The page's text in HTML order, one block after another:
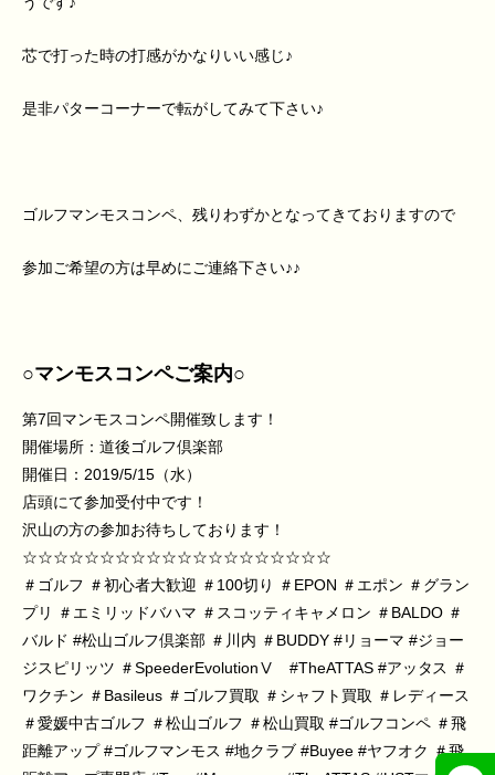
芯で打った時の打感がかなりいい感じ♪
是非パターコーナーで転がしてみて下さい♪
ゴルフマンモスコンペ、残りわずかとなってきておりますので
参加ご希望の方は早めにご連絡下さい♪♪
○マンモスコンペご案内○
第7回マンモスコンペ開催致します！
開催場所：道後ゴルフ倶楽部
開催日：2019/5/15（水）
店頭にて参加受付中です！
沢山の方の参加お待ちしております！
☆☆☆☆☆☆☆☆☆☆☆☆☆☆☆☆☆☆☆☆
＃ゴルフ ＃初心者大歓迎 ＃100切り ＃EPON ＃エポン ＃グラン
プリ
＃エミリッドバハマ ＃スコッティキャメロン ＃BALDO ＃
バルド #松山ゴルフ倶楽部 ＃川内 ＃BUDDY #リョーマ #ジョー
ジスピリッツ ＃SpeederEvolutionⅤ #TheATTAS #アッタス ＃
ワクチン ＃Basileus ＃ゴルフ買取 ＃シャフト買取 ＃レディース
＃愛媛中古ゴルフ ＃松山ゴルフ ＃松山買取 #ゴルフコンペ ＃飛
距離アップ #ゴルフマンモス #地クラブ #Buyee #ヤフオク ＃飛